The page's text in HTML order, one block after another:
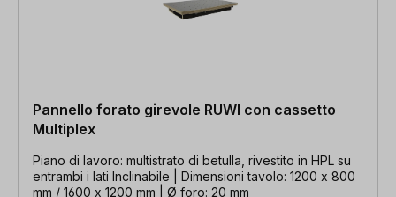
Pannello forato girevole RUWI con cassetto
Multiplex
Piano di lavoro: multistrato di betulla, rivestito in HPL su
entrambi i lati Inclinabile | Dimensioni tavolo: 1200 x 800
mm / 1600 x 1200 mm | Ø foro: 20 mm